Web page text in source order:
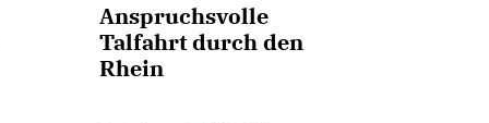
Anspruchsvolle
Talfahrt durch den
Rhein